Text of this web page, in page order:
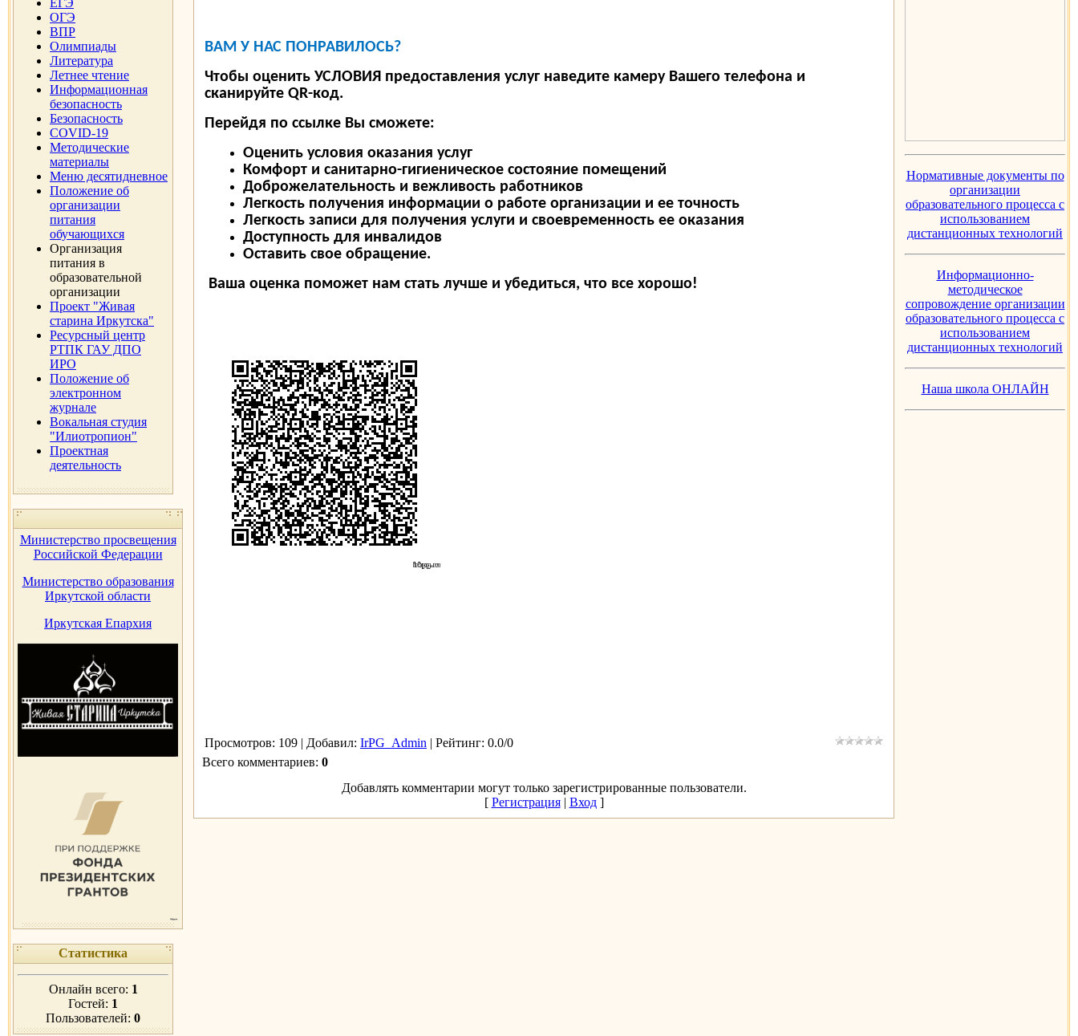
ЕГЭ
ОГЭ
ВПР
Олимпиады
Литература
Летнее чтение
Информационная
безопасность
Безопасность
COVID-19
Методические
материалы
Меню десятидневное
Положение об
организации
питания
обучающихся
Организация
питания в
образовательной
организации
Проект "Живая
старина Иркутска"
Ресурсный центр
РТПК ГАУ ДПО
ИРО
Положение об
электронном
журнале
Вокальная студия
"Илиотропион"
Проектная
деятельность
Министерство просвещения
Российской Федерации
Министерство образования
Иркутской области
Иркутская Епархия
Статистика
Онлайн всего: 1
Гостей: 1
Пользователей: 0
ВАМ У НАС ПОНРАВИЛОСЬ?
Чтобы оценить УСЛОВИЯ предоставления услуг наведите камеру Вашего телефона и
сканируйте QR-код.
Перейдя по ссылке Вы сможете:
Оценить условия оказания услуг
Комфорт и санитарно-гигиеническое состояние помещений
Доброжелательность и вежливость работников
Легкость получения информации о работе организации и ее точность
Легкость записи для получения услуги и своевременность ее оказания
Доступность для инвалидов
Оставить свое обращение.
Ваша оценка поможет нам стать лучше и убедиться, что все хорошо!
Просмотров: 109 | Добавил: IrPG_Admin | Рейтинг: 0.0/0
Всего комментариев: 0
Добавлять комментарии могут только зарегистрированные пользователи.
[ Регистрация| Вход]
Нормативные документы по
организации
образовательного процесса с
использованием
дистанционных технологий
Информационно-
методическое
сопровождение организации
образовательного процесса с
использованием
дистанционных технологий
Наша школа ОНЛАЙН